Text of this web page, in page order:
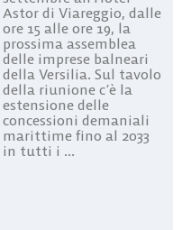
Astor di Viareggio, dalle
ore 15 alle ore 19, la
prossima assemblea
delle imprese balneari
della Versilia. Sul tavolo
della riunione c’è la
estensione delle
concessioni demaniali
marittime fino al 2033
in tutti i ...